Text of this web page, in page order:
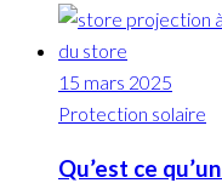
15 mars 2025
Protection solaire
Qu’est ce